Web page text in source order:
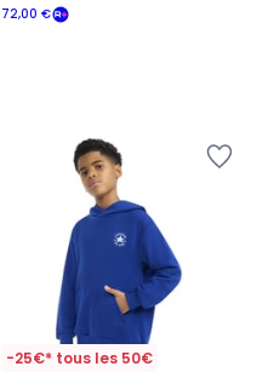
72,00 €
-25€* tous les 50€